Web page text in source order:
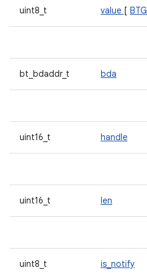
uint8_t value [
bt_bdaddr_t bda
uint16_t handle
uint16_t len
uint8_t is_notify